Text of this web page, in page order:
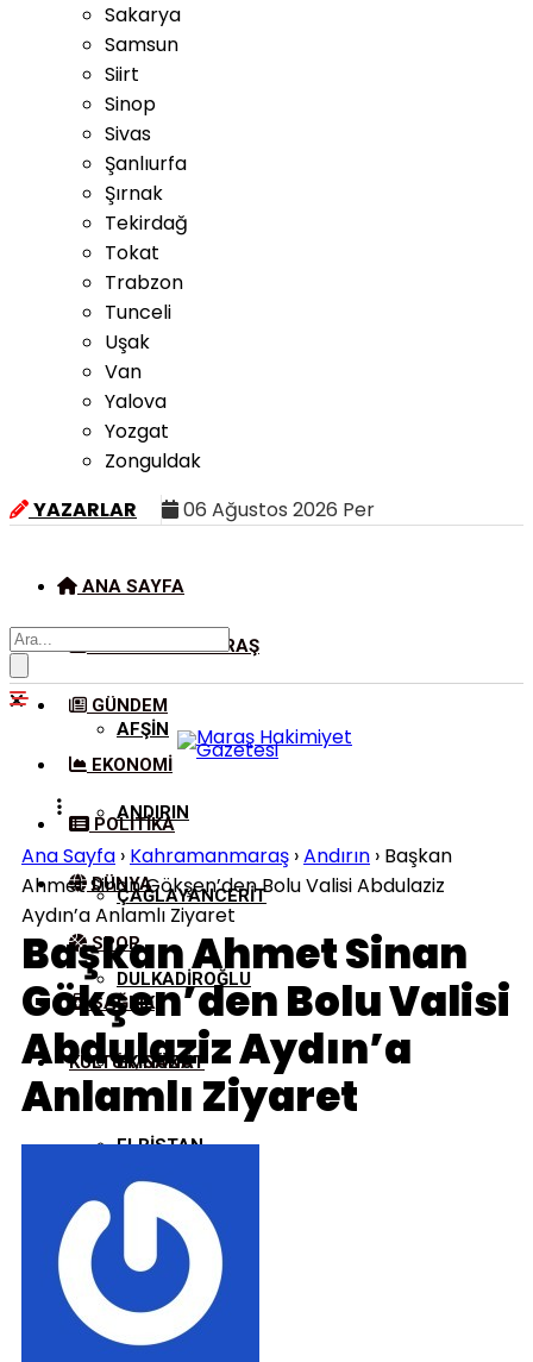
Sakarya
Samsun
Siirt
Sinop
Sivas
Şanlıurfa
Şırnak
Tekirdağ
Tokat
Trabzon
Tunceli
Uşak
Van
Yalova
Yozgat
Zonguldak
YAZARLAR
06 Ağustos 2026 Per
ANA SAYFA
KAHRAMANMARAŞ
AFŞIN
ANDIRIN
ÇAĞLAYANCERIT
DULKADIROĞLU
EKINÖZÜ
ELBISTAN
GÖKSUN
NURHAK
GÜNDEM
EKONOMI
POLITIKA
DÜNYA
SPOR
SAĞLIK
KÜLTÜR/SANAT
Ana Sayfa › Kahramanmaraş ›Andırın › Başkan
Ahmet Sinan Gökşen’den Bolu Valisi Abdulaziz
Aydın’a Anlamlı Ziyaret
Başkan Ahmet Sinan
Gökşen’den Bolu Valisi
Abdulaziz Aydın’a
Anlamlı Ziyaret